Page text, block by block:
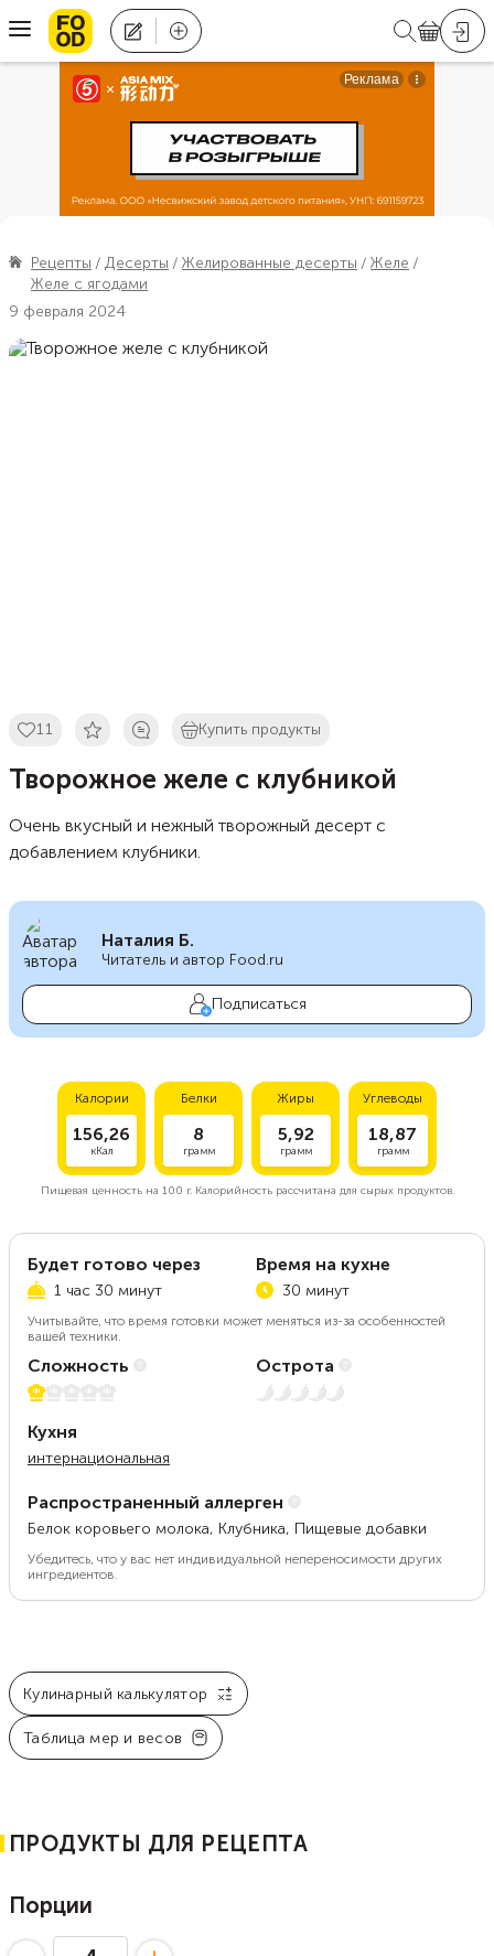
Рецепты Десерты Желированные десерты
Желе
Желе с ягодами
9 февраля 2024
11 Купить продукты
Творожное желе с клубникой
Очень вкусный и нежный творожный десерт с
добавлением клубники.
Наталия Б.
Читатель и автор Food.ru
Подписаться
Калории
156,26
кКал
Белки
8
грамм
Жиры
5,92
грамм
Углеводы
18,87
грамм
Пищевая ценность на 100 г.Калорийность рассчитана для сырых продуктов.
Будет готово через
1 час 30 минут
Время на кухне
30 минут
Учитывайте, что время готовки может меняться из-за особенностей
вашей техники.
Сложность
1 из 5
Острота
Нет остроты
Кухня
интернациональная
Распространенный аллерген
Белок коровьего молока, Клубника, Пищевые добавки
Убедитесь, что у вас нет индивидуальной непереносимости других
ингредиентов.
Кулинарный калькулятор
Таблица мер и весов
ПРОДУКТЫ ДЛЯ РЕЦЕПТА
Порции